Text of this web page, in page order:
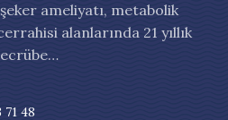
ameliyatı, metabolik
alanlarında 21 yıllık
71 48